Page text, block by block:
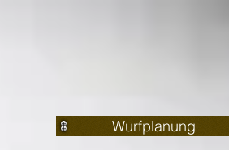
Wurfplanung